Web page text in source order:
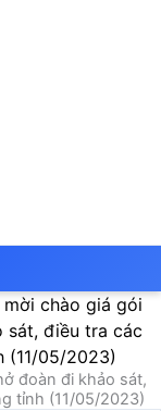
mời chào giá gói
sát, điều tra các
(11/05/2023)
đoàn đi khảo sát,
tỉnh (11/05/2023)